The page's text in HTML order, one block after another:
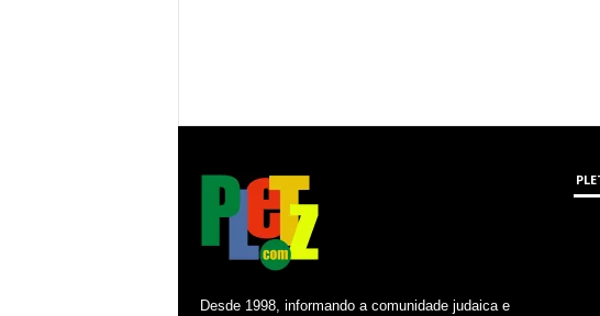
Desde 1998, informando a comunidade judaica e